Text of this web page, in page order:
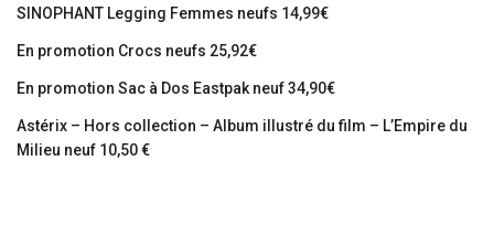
SINOPHANT Legging Femmes neufs 14,99€
En promotion Crocs neufs 25,92€
En promotion Sac à Dos Eastpak neuf 34,90€
Astérix – Hors collection – Album illustré du film – L’Empire du
Milieu neuf 10,50 €